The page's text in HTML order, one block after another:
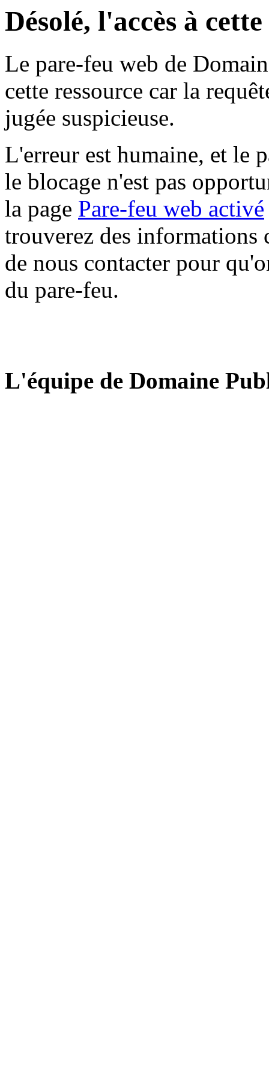
Désolé, l'accès à
Le pare-feu web de
cette ressource car la
jugée suspicieuse.
L'erreur est humaine, et le
le blocage n'est pas
la page Pare-feu web activé
trouverez des informations
de nous contacter pour
du pare-feu.
L'équipe de Domaine